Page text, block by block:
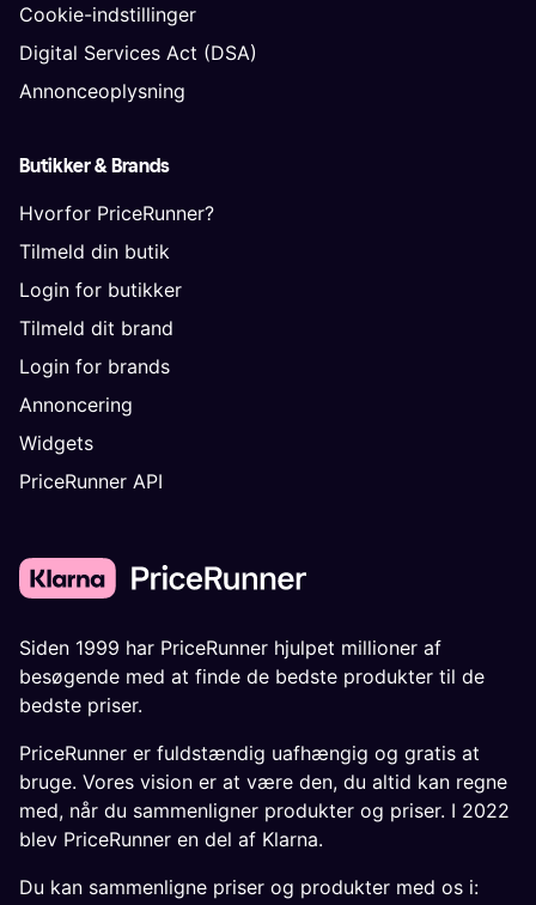
Cookie-indstillinger
Digital Services Act (DSA)
Annonceoplysning
Butikker & Brands
Hvorfor PriceRunner?
Tilmeld din butik
Login for butikker
Tilmeld dit brand
Login for brands
Annoncering
Widgets
PriceRunner API
Siden 1999 har PriceRunner hjulpet millioner af
besøgende med at finde de bedste produkter til de
bedste priser.
PriceRunner er fuldstændig uafhængig og gratis at
bruge. Vores vision er at være den, du altid kan regne
med, når du sammenligner produkter og priser. I 2022
blev PriceRunner en del af Klarna.
Du kan sammenligne priser og produkter med os i: